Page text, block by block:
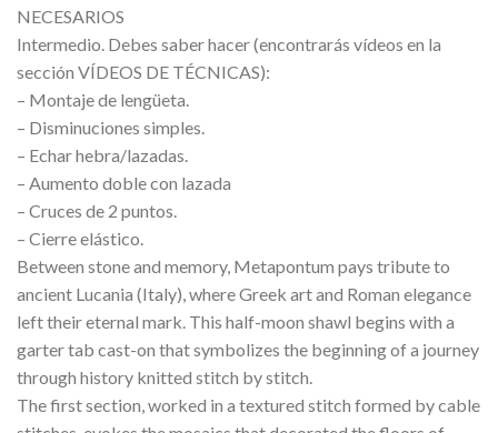
NECESARIOS
Intermedio. Debes saber hacer (encontrarás vídeos en la
sección VÍDEOS DE TÉCNICAS):
– Montaje de lengüeta.
– Disminuciones simples.
– Echar hebra/lazadas.
– Aumento doble con lazada
– Cruces de 2 puntos.
– Cierre elástico.
Between stone and memory, Metapontum pays tribute to
ancient Lucania (Italy), where Greek art and Roman elegance
left their eternal mark. This half-moon shawl begins with a
garter tab cast-on that symbolizes the beginning of a journey
through history knitted stitch by stitch.
The first section, worked in a textured stitch formed by cable